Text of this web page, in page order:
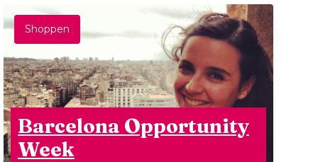
Shoppen
Barcelona Opportunity
Week